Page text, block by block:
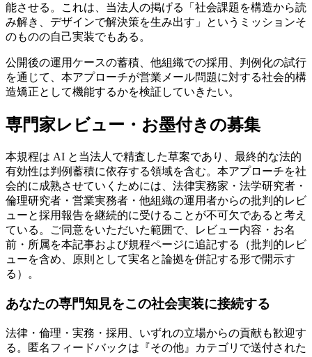
能させる。これは、当法人の掲げる「社会課題を構造から読
み解き、デザインで解決策を生み出す」というミッションそ
のものの自己実装でもある。
公開後の運用ケースの蓄積、他組織での採用、判例化の試行
を通じて、本アプローチが営業メール問題に対する社会的構
造矯正として機能するかを検証していきたい。
専門家レビュー・お墨付きの募集
本規程は AI と当法人で精査した草案であり、最終的な法的
有効性は判例蓄積に依存する領域を含む。本アプローチを社
会的に成熟させていくためには、法律実務家・法学研究者・
倫理研究者・営業実務者・他組織の運用者からの批判的レビ
ューと採用報告を継続的に受けることが不可欠であると考え
ている。ご同意をいただいた範囲で、レビュー内容・お名
前・所属を本記事および規程ページに追記する（批判的レビ
ューを含め、原則として実名と論拠を併記する形で開示す
る）。
あなたの専門知見をこの社会実装に接続する
法律・倫理・実務・採用、いずれの立場からの貢献も歓迎す
る。匿名フィードバックは『その他』カテゴリで送付された